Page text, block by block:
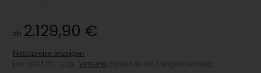
ab 2.129,90 €
Nettopreise anzeigen
inkl. 19% USt. , zzgl. Versand (Spedition mit Längenzuschlag)